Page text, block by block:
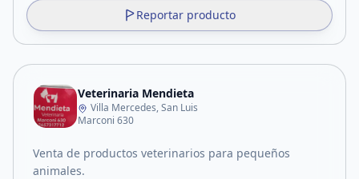
Reportar producto
Veterinaria Mendieta
Villa Mercedes, San Luis
Marconi 630
Venta de productos veterinarios para pequeños
animales.